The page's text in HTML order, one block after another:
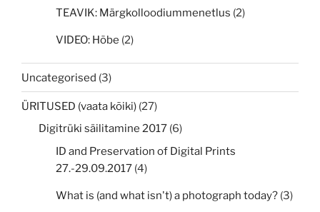
TEAVIK: Märgkolloodiummenetlus (2)
VIDEO: Hõbe (2)
Uncategorised (3)
ÜRITUSED (vaata kõiki) (27)
Digitrüki säilitamine 2017 (6)
ID and Preservation of Digital Prints
27.-29.09.2017 (4)
What is (and what isn't) a photograph today? (3)